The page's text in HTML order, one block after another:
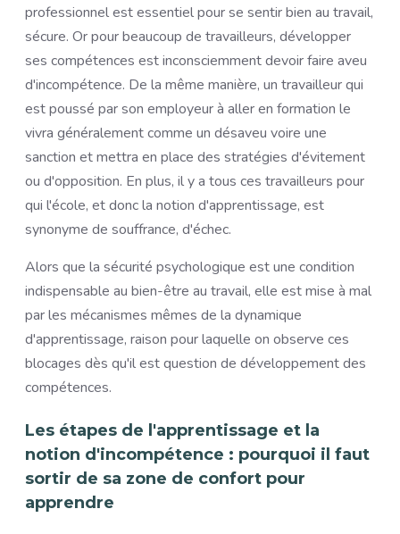
professionnel est essentiel pour se sentir bien au travail,
sécure. Or pour beaucoup de travailleurs, développer
ses compétences est inconsciemment devoir faire aveu
d'incompétence. De la même manière, un travailleur qui
est poussé par son employeur à aller en formation le
vivra généralement comme un désaveu voire une
sanction et mettra en place des stratégies d'évitement
ou d'opposition. En plus, il y a tous ces travailleurs pour
qui l'école, et donc la notion d'apprentissage, est
synonyme de souffrance, d'échec.
Alors que la sécurité psychologique est une condition
indispensable au bien-être au travail, elle est mise à mal
par les mécanismes mêmes de la dynamique
d'apprentissage, raison pour laquelle on observe ces
blocages dès qu'il est question de développement des
compétences.
Les étapes de l'apprentissage et la
notion d'incompétence : pourquoi il faut
sortir de sa zone de confort pour
apprendre